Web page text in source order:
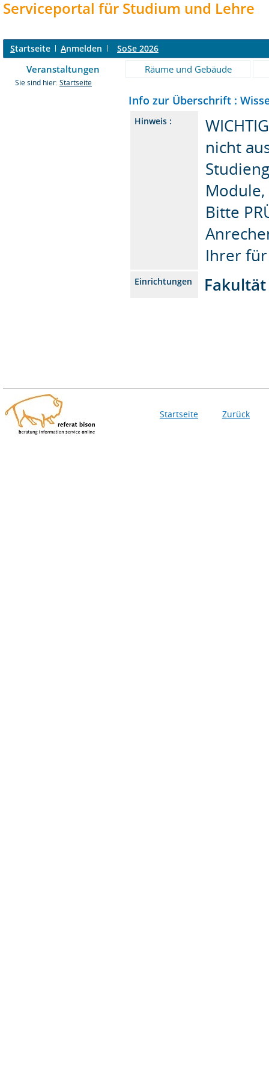
Serviceportal für Studium und Lehre
Startseite Anmelden SoSe 2026
Veranstaltungen Räume und Gebäude
Sie sind hier: Startseite
Info zur Überschrift :
Hinweis :
nicht
Bitte
Ihrer
Einrichtungen
Startseite Zurück